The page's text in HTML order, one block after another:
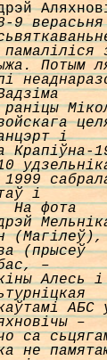
9 верасьня
Потым
і
Крапіўна-
і
На фота
(Магілеў),
(прысеў
–
Алесь і
АБС
–
са
не